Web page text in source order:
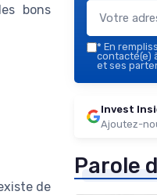
bons
de
* En
contacté(e)
et ses
Invest
Ajoutez-
Parole